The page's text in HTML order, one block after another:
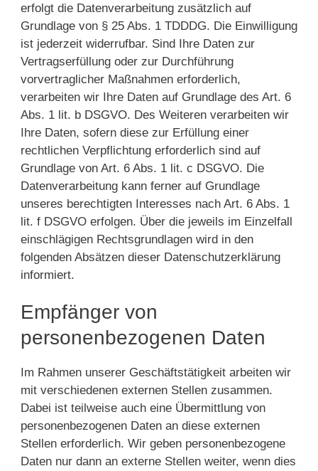
erfolgt die Datenverarbeitung zusätzlich auf
Grundlage von § 25 Abs. 1 TDDDG. Die Einwilligung
ist jederzeit widerrufbar. Sind Ihre Daten zur
Vertragserfüllung oder zur Durchführung
vorvertraglicher Maßnahmen erforderlich,
verarbeiten wir Ihre Daten auf Grundlage des Art. 6
Abs. 1 lit. b DSGVO. Des Weiteren verarbeiten wir
Ihre Daten, sofern diese zur Erfüllung einer
rechtlichen Verpflichtung erforderlich sind auf
Grundlage von Art. 6 Abs. 1 lit. c DSGVO. Die
Datenverarbeitung kann ferner auf Grundlage
unseres berechtigten Interesses nach Art. 6 Abs. 1
lit. f DSGVO erfolgen. Über die jeweils im Einzelfall
einschlägigen Rechtsgrundlagen wird in den
folgenden Absätzen dieser Datenschutzerklärung
informiert.
Empfänger von
personenbezogenen Daten
Im Rahmen unserer Geschäftstätigkeit arbeiten wir
mit verschiedenen externen Stellen zusammen.
Dabei ist teilweise auch eine Übermittlung von
personenbezogenen Daten an diese externen
Stellen erforderlich. Wir geben personenbezogene
Daten nur dann an externe Stellen weiter, wenn dies